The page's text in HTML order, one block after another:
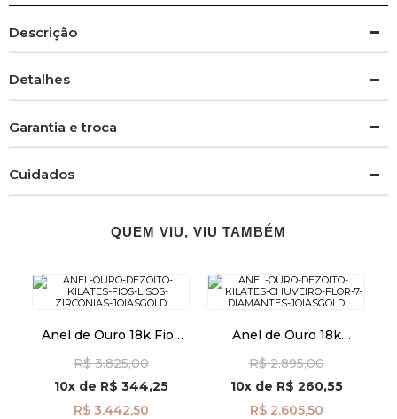
Descrição
Detalhes
Garantia e troca
Cuidados
QUEM VIU, VIU TAMBÉM
Anel de Ouro 18k Fios
an38127
R$ 3.825,00
10xde R$ 344,25
R$ 3.442,50
Anel de Ouro 18k
Diamantes an41968
R$ 2.895,00
10xde R$ 260,55
R$ 2.605,50